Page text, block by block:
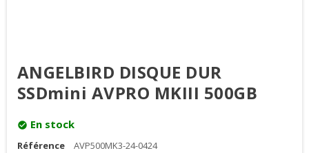
ANGELBIRD DISQUE DUR
SSDmini AVPRO MKIII 500GB
check_circle En stock
Référence AVP500MK3-24-0424